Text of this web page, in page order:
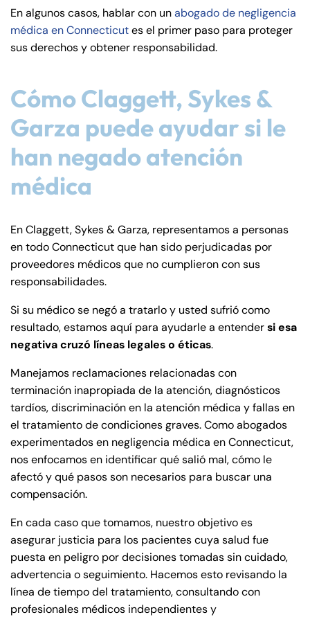
t
En algunos casos, hablar con unabogado de negligencia
médica en Connecticutes el primer paso para proteger
sus derechos y obtener responsabilidad.
Cómo Claggett, Sykes &
Garza puede ayudar si le
han negado atención
médica
En Claggett, Sykes & Garza, representamos a personas
en todo Connecticut que han sido perjudicadas por
proveedores médicos que no cumplieron con sus
responsabilidades.
Si su médico se negó a tratarlo y usted sufrió como
resultado, estamos aquí para ayudarle a entendersi esa
negativa cruzó líneas legales o éticas.
Manejamos reclamaciones relacionadas con
terminación inapropiada de la atención, diagnósticos
tardíos, discriminación en la atención médica y fallas en
el tratamiento de condiciones graves. Como abogados
experimentados en negligencia médica en Connecticut,
nos enfocamos en identificar qué salió mal, cómo le
afectó y qué pasos son necesarios para buscar una
compensación.
En cada caso que tomamos, nuestro objetivo es
asegurar justicia para los pacientes cuya salud fue
puesta en peligro por decisiones tomadas sin cuidado,
advertencia o seguimiento. Hacemos esto revisando la
línea de tiempo del tratamiento, consultando con
profesionales médicos independientes y